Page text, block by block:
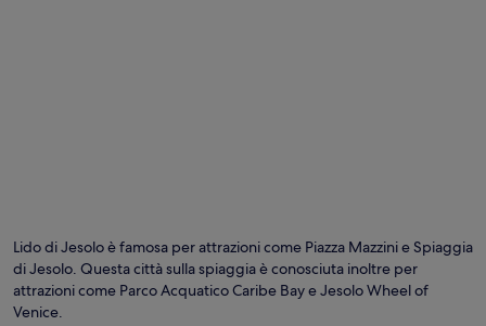
Lido di Jesolo è famosa per attrazioni come Piazza Mazzini e Spiaggia
di Jesolo. Questa città sulla spiaggia è conosciuta inoltre per
attrazioni come Parco Acquatico Caribe Bay e Jesolo Wheel of
Venice.